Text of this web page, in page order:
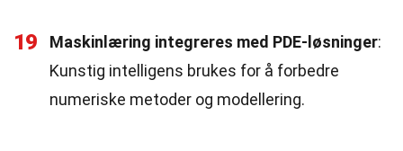
19 Maskinlæring integreres med PDE-løsninger:
Kunstig intelligens brukes for å forbedre
numeriske metoder og modellering.